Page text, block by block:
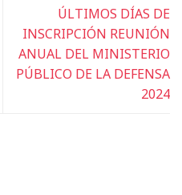
ÚLTIMOS DÍAS DE
INSCRIPCIÓN REUNIÓN
ANUAL DEL MINISTERIO
PÚBLICO DE LA DEFENSA
2024